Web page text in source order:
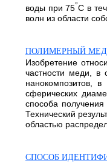
воды при 75°С в
волн из области
ПОЛИМЕРНЫЙ
Изобретение
частности меди, в
нанокомпозитов,
сферических
способа
Технический
областью
СПОСОБ